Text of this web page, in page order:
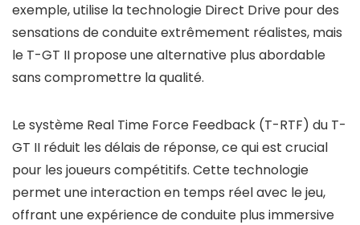
exemple, utilise la technologie Direct Drive pour des
sensations de conduite extrêmement réalistes, mais
le T-GT II propose une alternative plus abordable
sans compromettre la qualité.
Le système Real Time Force Feedback (T-RTF) du T-
GT II réduit les délais de réponse, ce qui est crucial
pour les joueurs compétitifs. Cette technologie
permet une interaction en temps réel avec le jeu,
offrant une expérience de conduite plus immersive